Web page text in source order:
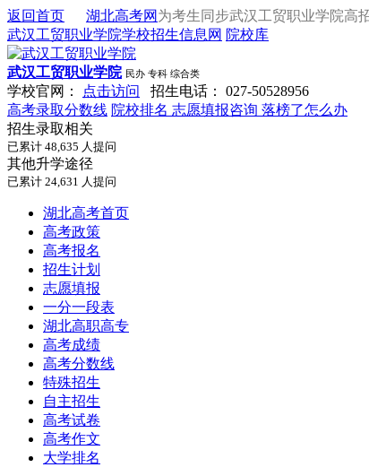
返回首页 湖北高考网 为考生同步武汉工贸职业学院高
武汉工贸职业学院学校招生信息网 院校库
武汉工贸职业学院 民办 专科 综合类
学校官网： 点击访问 招生电话： 027-50528956
高考录取分数线 院校排名 志愿填报咨询 落榜了怎么办
招生录取相关
已累计 48,635 人提问
其他升学途径
已累计 24,631 人提问
湖北高考首页
高考政策
高考报名
招生计划
志愿填报
一分一段表
湖北高职高专
高考成绩
高考分数线
特殊招生
自主招生
高考试卷
高考作文
大学排名